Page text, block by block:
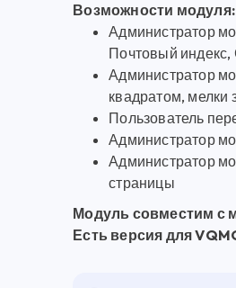
Возможности модуля:
Администратор
Почтовый индекс,
Администратор
квадратом, мелки
Пользователь
Администратор
Администратор
страницы
Модуль совместим с
Есть версия для